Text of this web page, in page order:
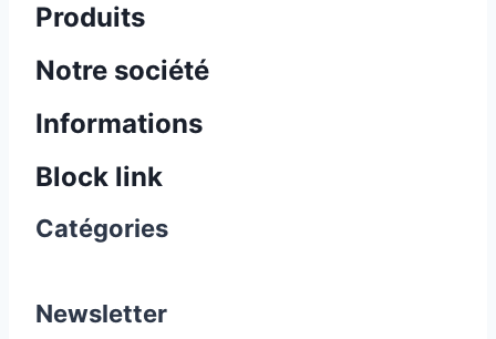
Produits
Notre société
Informations
Block link
Catégories
Newsletter